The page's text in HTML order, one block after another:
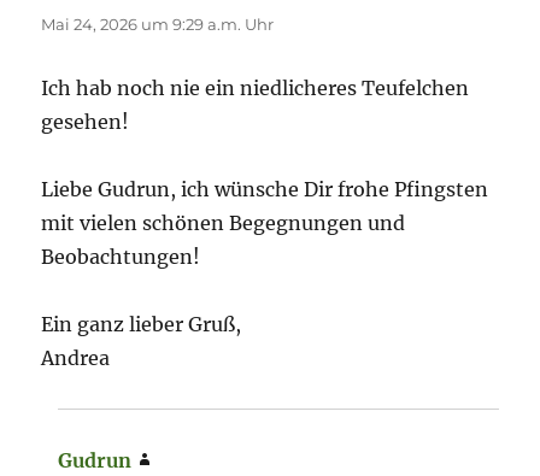
Mai 24, 2026 um 9:29 a.m. Uhr
Ich hab noch nie ein niedlicheres Teufelchen
gesehen!
Liebe Gudrun, ich wünsche Dir frohe Pfingsten
mit vielen schönen Begegnungen und
Beobachtungen!
Ein ganz lieber Gruß,
Andrea
Gudrun